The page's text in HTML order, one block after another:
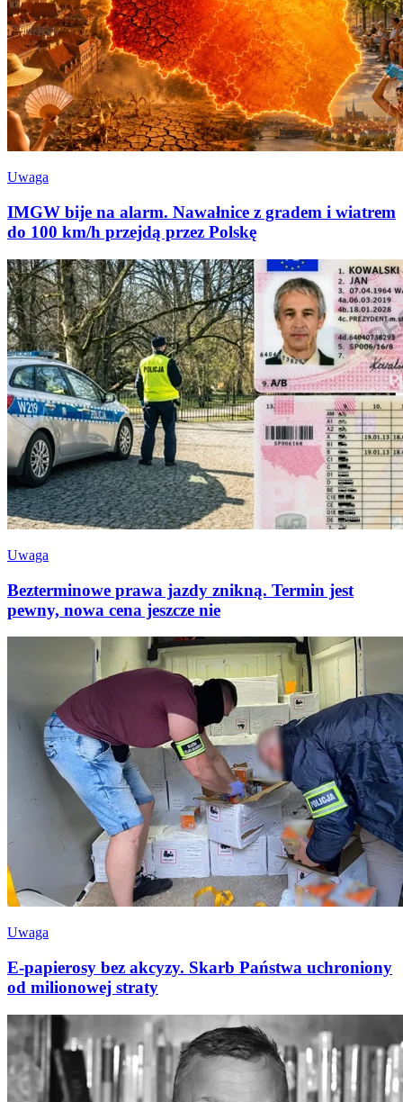
Uwaga
IMGW bije na alarm. Nawałnice z gradem i wiatrem
do 100 km/h przejdą przez Polskę
Uwaga
Bezterminowe prawa jazdy znikną. Termin jest
pewny, nowa cena jeszcze nie
Uwaga
E-papierosy bez akcyzy. Skarb Państwa uchroniony
od milionowej straty